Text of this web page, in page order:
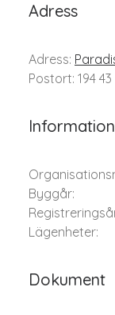
Adress
Adress:
Postort: 194 43
Information
Byggår:
Lägenheter:
Dokument